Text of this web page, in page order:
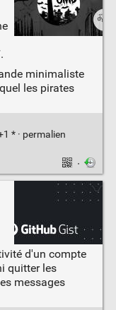
minimaliste
les pirates
* · permalien
·
d'un compte
quitter les
messages